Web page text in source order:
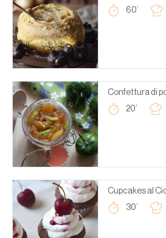
60’
Confettura di
20’
Cupcakes al
30’